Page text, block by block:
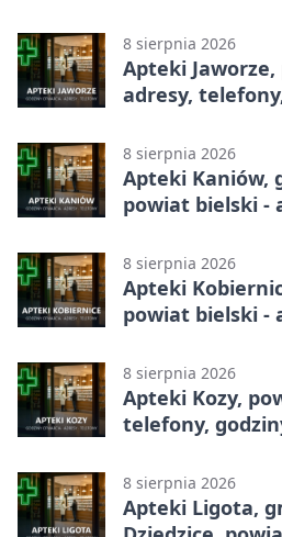
8 sierpnia 2026
Apteki
adresy,
8 sierpnia 2026
Apteki Kaniów,
powiat bielski -
8 sierpnia 2026
Apteki
powiat bielski -
8 sierpnia 2026
Apteki Kozy,
telefony,
8 sierpnia 2026
Apteki Ligota,